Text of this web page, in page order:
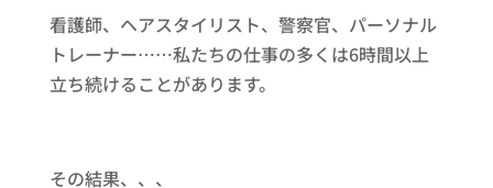
看護師、ヘアスタイリスト、警察官、パーソナル
トレーナー……私たちの仕事の多くは6時間以上
立ち続けることがあります。
その結果、、、